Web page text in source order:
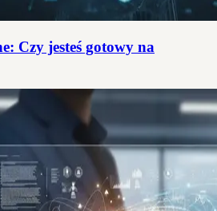
Czy jesteś gotowy na